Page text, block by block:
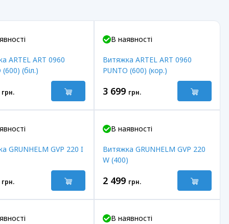
ARTEL ART 0960
(біл.)
грн.
В наявності
Витяжка ARTEL ART 0960
PUNTO (600) (кор.)
3 699 грн.
GRUNHELM GVP 220 I
грн.
В наявності
Витяжка GRUNHELM GVP 220
W (400)
2 499 грн.
В наявності